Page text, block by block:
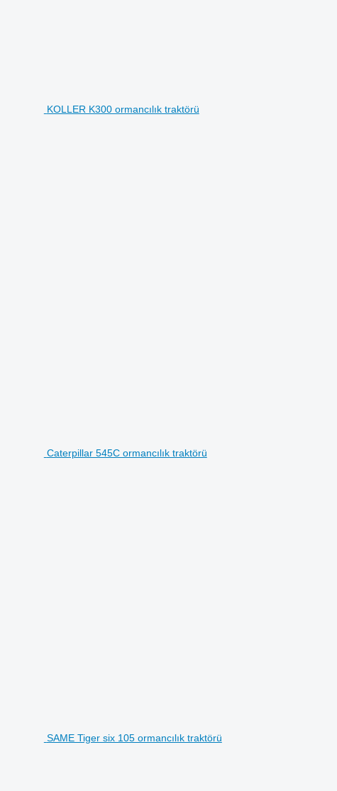
KOLLER K300 ormancılık traktörü
Caterpillar 545C ormancılık traktörü
SAME Tiger six 105 ormancılık traktörü